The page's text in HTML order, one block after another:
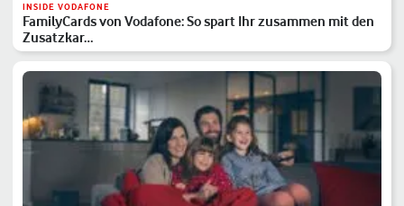
INSIDE VODAFONE
FamilyCards von Vodafone: So spart Ihr zusammen mit den
Zusatzkar…